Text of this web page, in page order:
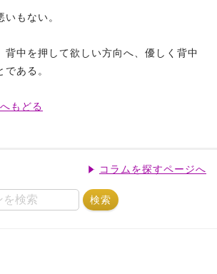
もない。
背中を押して欲しい方向へ、優しく背中
ある。
もどる
コラムを探すページへ